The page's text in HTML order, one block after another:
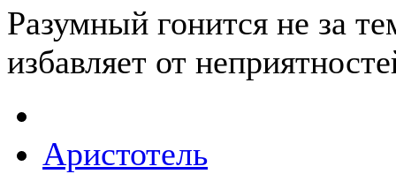
Разумный гонится не за
избавляет от
Аристотель